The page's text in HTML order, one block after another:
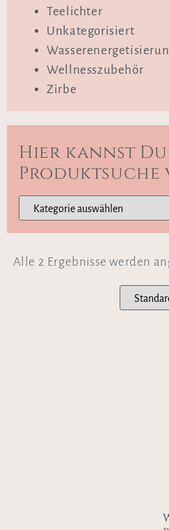
Teelichter
Unkategorisiert
Wellnesszubehör
Zirbe
Hier kannst Du
Produktsuche
Alle 2 Ergebnisse werden